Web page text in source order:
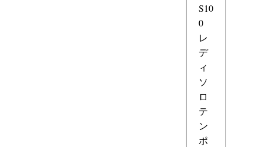
S10
0
レ
デ
ィ
ソ
ロ
テ
ン
ポ